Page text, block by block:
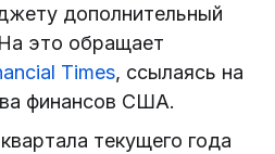
дополнительный
это обращает
Times, ссылаясь на
финансов США.
текущего года